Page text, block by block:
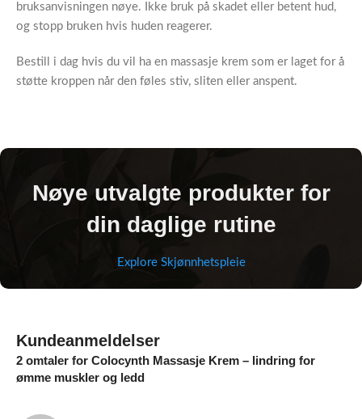
bruksanvisningen nøye. Ikke bruk på skadet eller betent hud,
og stopp bruken hvis huden reagerer.
Bestill i dag hvis du vil ha en massasje krem som er laget for å
støtte kroppen når den føles stiv, sliten eller anspent.
Nøye utvalgte produkter for
din daglige rutine
Explore Skjønnhetspleie
Kundeanmeldelser
2 omtaler for Colocynth Massasje Krem – lindring for
ømme muskler og ledd